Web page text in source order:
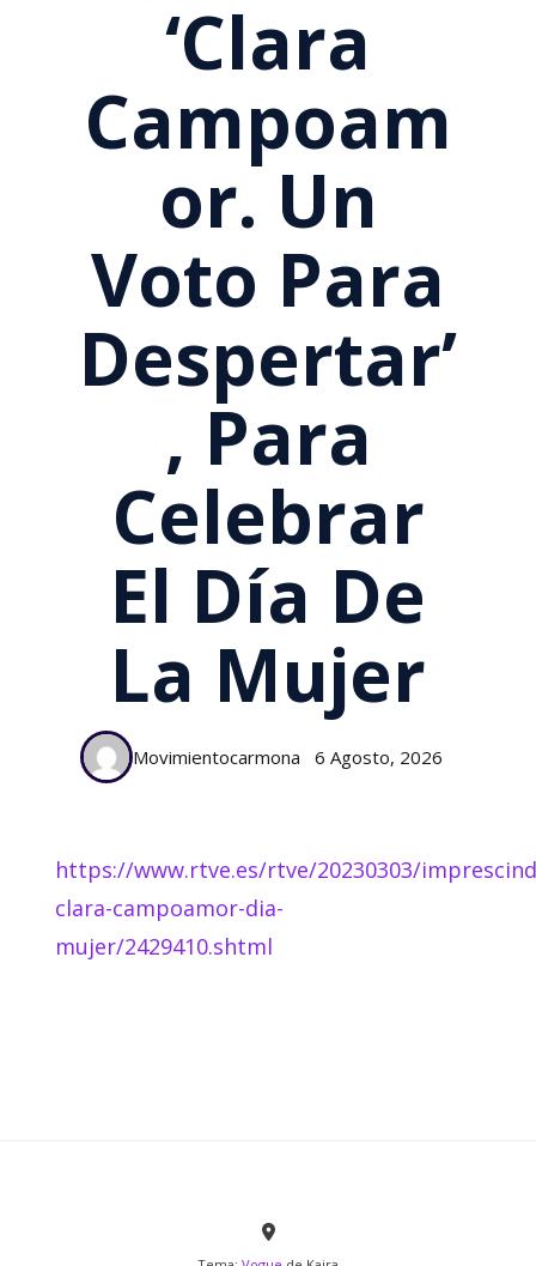
‘Clara
Campoam
Or. Un
Voto Para
Despertar’
, Para
Celebrar
El Día De
La Mujer
Movimientocarmona 6 Agosto, 2026
https://www.rtve.es/rtve/20230303/
clara-campoamor-dia-
mujer/2429410.shtml